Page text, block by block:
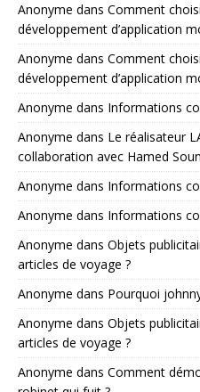
Anonyme dans Comment
développement d’application
Anonyme dans Comment
développement d’application
Anonyme dans Informations
Anonyme dans Le réalisateur
collaboration avec Hamed
Anonyme dans Informations
Anonyme dans Informations
Anonyme dans Objets
articles de voyage ?
Anonyme dans Pourquoi
Anonyme dans Objets
articles de voyage ?
Anonyme dans Comment